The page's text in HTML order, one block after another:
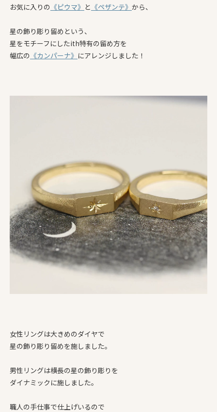
お気に入りの 《ピウマ》 と 《ペザンテ》 から、
星の飾り彫り留めという、
星をモチーフにしたith特有の留め方を
幅広の 《カンパーナ》 にアレンジしました！
女性リングは大きめのダイヤで
星の飾り彫り留めを施しました。
男性リングは横長の星の飾り彫りを
ダイナミックに施しました。
職人の手仕事で仕上げいるので